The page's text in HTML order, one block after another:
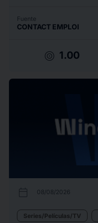
Fuente
CONTACT EMPLOI
target 1.00
calendar_today 08/08/2026
Series/Películas/TV